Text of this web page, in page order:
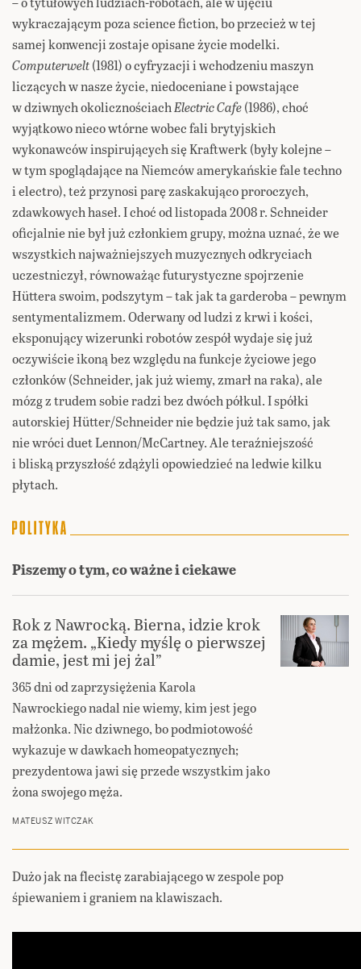
wykraczającym poza science fiction, bo przecież w tej
samej konwencji zostaje opisane życie modelki.
Computerwelt(1981) o cyfryzacji i wchodzeniu maszyn
liczących w nasze życie, niedoceniane i powstające
w dziwnych okolicznościachElectric Cafe(1986), choć
wyjątkowo nieco wtórne wobec fali brytyjskich
wykonawców inspirujących się Kraftwerk (były kolejne –
w tym spoglądające na Niemców amerykańskie fale techno
i electro), też przynosi parę zaskakująco proroczych,
zdawkowych haseł. I choć od listopada 2008 r. Schneider
oficjalnie nie był już członkiem grupy, można uznać, że we
wszystkich najważniejszych muzycznych odkryciach
uczestniczył, równoważąc futurystyczne spojrzenie
Hüttera swoim, podszytym – tak jak ta garderoba – pewnym
sentymentalizmem. Oderwany od ludzi z krwi i kości,
eksponujący wizerunki robotów zespół wydaje się już
oczywiście ikoną bez względu na funkcje życiowe jego
członków (Schneider, jak już wiemy, zmarł na raka), ale
mózg z trudem sobie radzi bez dwóch półkul. I spółki
autorskiej Hütter/Schneider nie będzie już tak samo, jak
nie wróci duet Lennon/McCartney. Ale teraźniejszość
i bliską przyszłość zdążyli opowiedzieć na ledwie kilku
płytach.
Piszemy o tym, co ważne i ciekawe
Rok z Nawrocką. Bierna, idzie krok
za mężem. „Kiedy myślę o pierwszej
damie, jest mi jej żal”
365 dni od zaprzysiężenia Karola
Nawrockiego nadal nie wiemy, kim jest jego
małżonka. Nic dziwnego, bo podmiotowość
wykazuje w dawkach homeopatycznych;
prezydentowa jawi się przede wszystkim jako
żona swojego męża.
MATEUSZ WITCZAK
Dużo jak na flecistę zarabiającego w zespole pop
śpiewaniem i graniem na klawiszach.